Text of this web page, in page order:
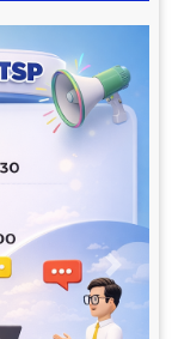
Next